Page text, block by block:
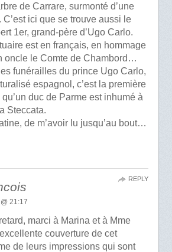
de Carrare, surmonté d’une
ici que se trouve aussi le
1er, grand-père d’Ugo Carlo.
est en français, en hommage
oncle le Comte de Chambord…
funérailles du prince Ugo Carlo,
espagnol, c’est la première
duc de Parme est inhumé à
Steccata.
de m’avoir lu jusqu’au bout…
21:17
marci à Marina et à Mme
couverture de cet
de leurs impressions qui sont
REPLY